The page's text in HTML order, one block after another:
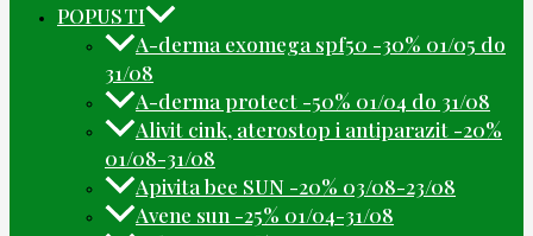
POPUSTI
A-derma exomega spf50 -30% 01/05 do
31/08
A-derma protect -50% 01/04 do 31/08
Alivit cink, aterostop i antiparazit -20%
01/08-31/08
Apivita bee SUN -20% 03/08-23/08
Avene sun -25% 01/04-31/08